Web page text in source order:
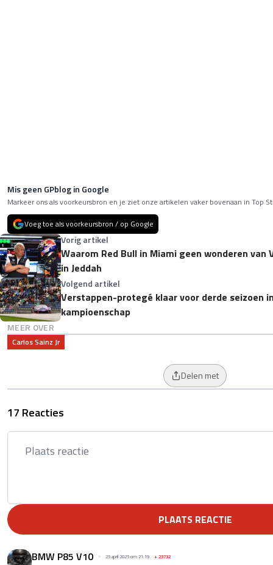
Mis geen GPblog in Google
Markeer ons als voorkeursbron en je ziet onze artikelen vaker bovenaan in Top
Voeg toe als voorkeursbron / op Google
Vorig artikel
Waarom Red Bull in Miami geen wonderen
in Jeddah
Volgend artikel
Verstappen-protegé klaar voor derde seizoen
kampioenschap
MEER OVER
Carlos Sainz Jr
Delen met
17 Reacties
PLAATS REACTIE
BMW P85 V10 25 april 2025 om 21:19 +23732